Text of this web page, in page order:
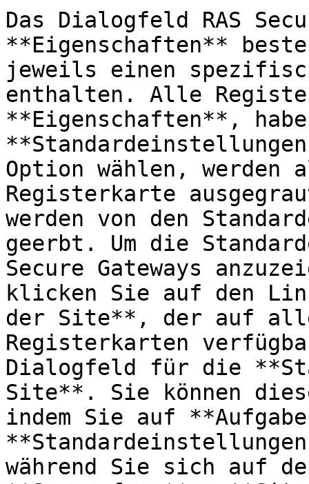
Das Dialogfeld RAS
**Eigenschaften**
jeweils einen
enthalten. Alle
**Eigenschaften**,
Option wählen,
Registerkarte
werden von den
geerbt. Um die
Secure Gateways
klicken Sie auf den
der Site**, der auf
Registerkarten
Dialogfeld für die
Site**. Sie können
indem Sie auf
während Sie sich auf